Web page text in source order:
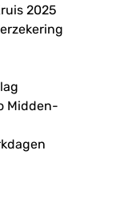
2025
Midden-